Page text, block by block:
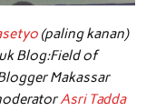
(paling kanan)
Blog:Field of
Makassar
Asri Tadda